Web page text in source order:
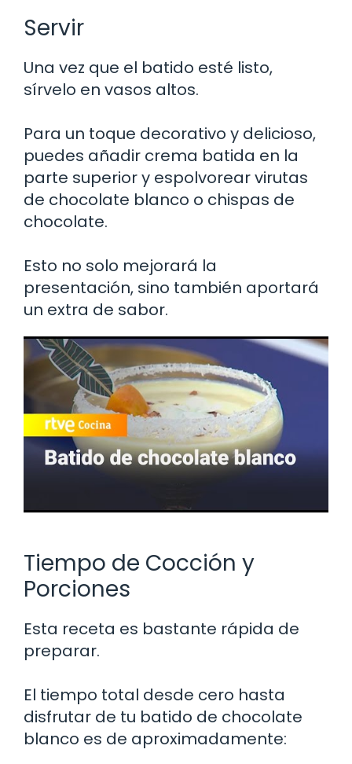
Servir
Una vez que el batido esté listo,
sírvelo en vasos altos.
Para un toque decorativo y delicioso,
puedes añadir crema batida en la
parte superior y espolvorear virutas
de chocolate blanco o chispas de
chocolate.
Esto no solo mejorará la
presentación, sino también aportará
un extra de sabor.
Tiempo de Cocción y
Porciones
Esta receta es bastante rápida de
preparar.
El tiempo total desde cero hasta
disfrutar de tu batido de chocolate
blanco es de aproximadamente: